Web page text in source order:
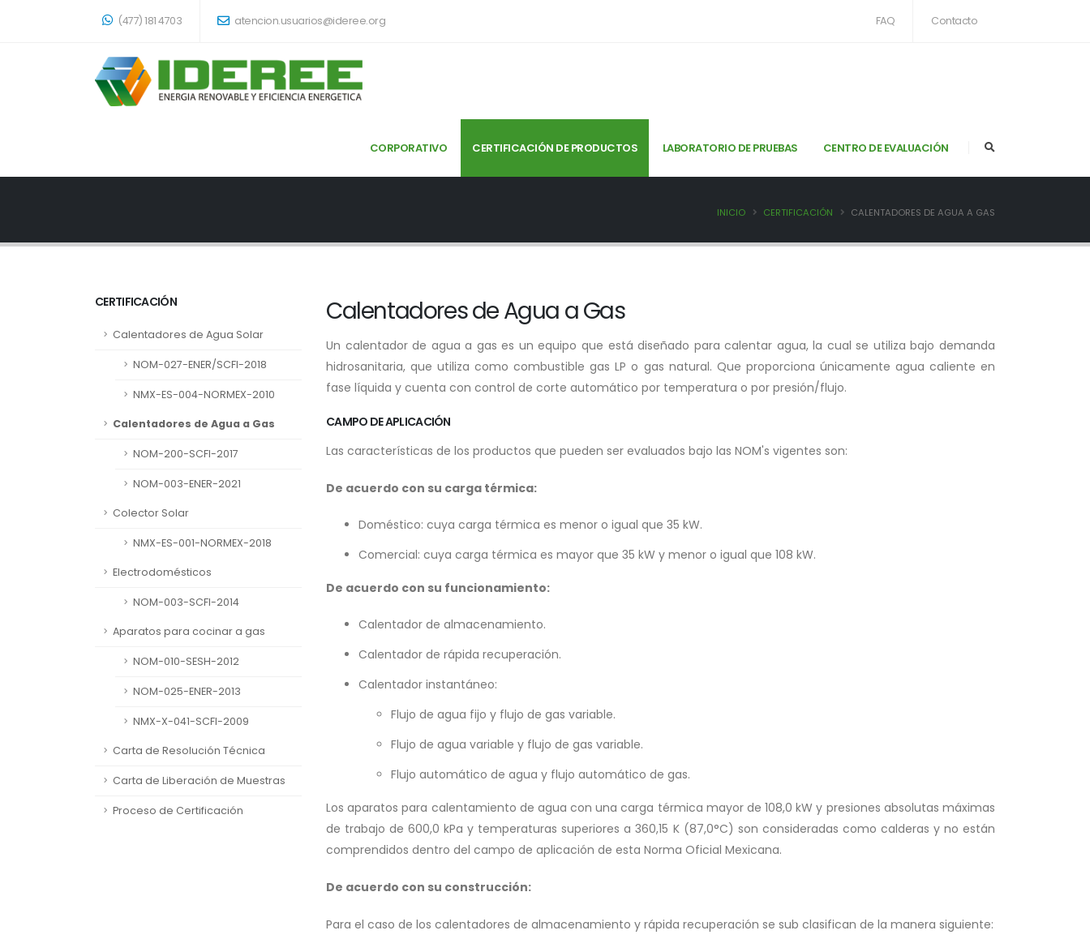
(477) 181 4703 atencion.usuarios@ideree.org FAQ Contacto
CORPORATIVO CERTIFICACIÓN DE PRODUCTOS LABORATORIO DE PRUEBAS CENTRO DE EVALUACIÓN
INICIO CERTIFICACIÓN CALENTADORES DE AGUA A GAS
CERTIFICACIÓN
Calentadores de Agua Solar
NOM-027-ENER/SCFI-2018
NMX-ES-004-NORMEX-2010
Calentadores de Agua a Gas
NOM-200-SCFI-2017
NOM-003-ENER-2021
Colector Solar
NMX-ES-001-NORMEX-2018
Electrodomésticos
NOM-003-SCFI-2014
Aparatos para cocinar a gas
NOM-010-SESH-2012
NOM-025-ENER-2013
NMX-X-041-SCFI-2009
Carta de Resolución Técnica
Carta de Liberación de Muestras
Proceso de Certificación
Calentadores de Agua a Gas
Un calentador de agua a gas es un equipo que está diseñado para calentar agua, la cual se utiliza bajo demanda
hidrosanitaria, que utiliza como combustible gas LP o gas natural. Que proporciona únicamente agua caliente en
fase líquida y cuenta con control de corte automático por temperatura o por presión/flujo.
CAMPO DE APLICACIÓN
Las características de los productos que pueden ser evaluados bajo las NOM's vigentes son:
De acuerdo con su carga térmica:
Doméstico: cuya carga térmica es menor o igual que 35 kW.
Comercial: cuya carga térmica es mayor que 35 kW y menor o igual que 108 kW.
De acuerdo con su funcionamiento:
Calentador de almacenamiento.
Calentador de rápida recuperación.
Calentador instantáneo:
Flujo de agua fijo y flujo de gas variable.
Flujo de agua variable y flujo de gas variable.
Flujo automático de agua y flujo automático de gas.
Los aparatos para calentamiento de agua con una carga térmica mayor de 108,0 kW y presiones absolutas máximas
de trabajo de 600,0 kPa y temperaturas superiores a 360,15 K (87,0°C) son consideradas como calderas y no están
comprendidos dentro del campo de aplicación de esta Norma Oficial Mexicana.
De acuerdo con su construcción:
Para el caso de los calentadores de almacenamiento y rápida recuperación se sub clasifican de la manera siguiente: